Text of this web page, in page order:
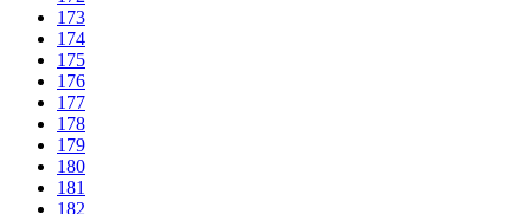
173
174
175
176
177
178
179
180
181
182